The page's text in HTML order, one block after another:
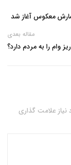
معکوس آغاز شد
مقاله بعدی
وام را به مردم دارد؟
علامت گذاری